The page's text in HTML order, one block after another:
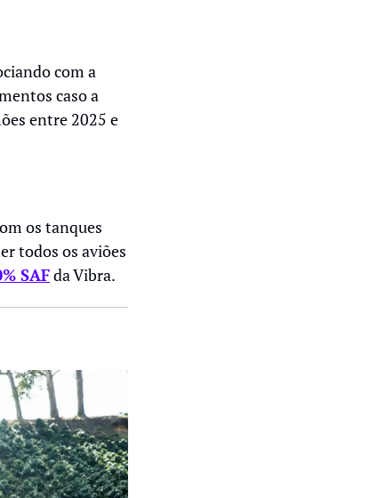
com a
caso a
entre 2025 e
os tanques
todos os aviões
SAF da Vibra.